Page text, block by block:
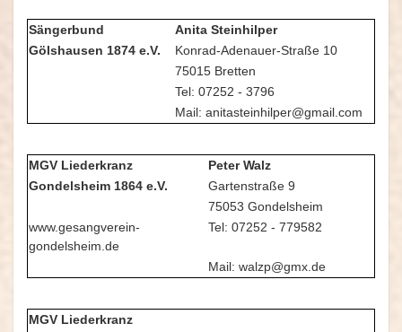
Sängerbund
Anita Steinhilper
Gölshausen 1874 e.V.
Konrad-Adenauer-Straße 10
75015 Bretten
Tel: 07252 - 3796
Mail: anitasteinhilper@gmail.com
MGV Liederkranz
Peter Walz
Gondelsheim 1864 e.V.
Gartenstraße 9
75053 Gondelsheim
www.gesangverein-
gondelsheim.de
Tel: 07252 - 779582
Mail: walzp@gmx.de
MGV Liederkranz